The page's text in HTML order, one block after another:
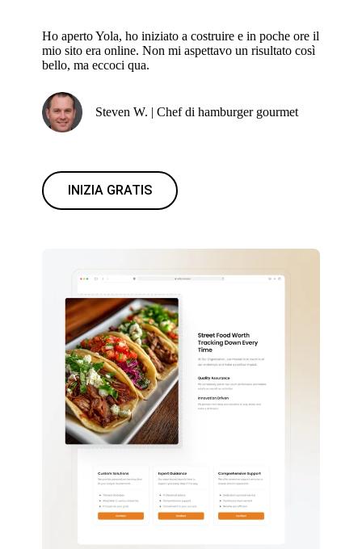
Ho aperto Yola, ho iniziato a costruire e in poche ore il
mio sito era online. Non mi aspettavo un risultato così
bello, ma eccoci qua.
Steven W. | Chef di hamburger gourmet
INIZIA GRATIS